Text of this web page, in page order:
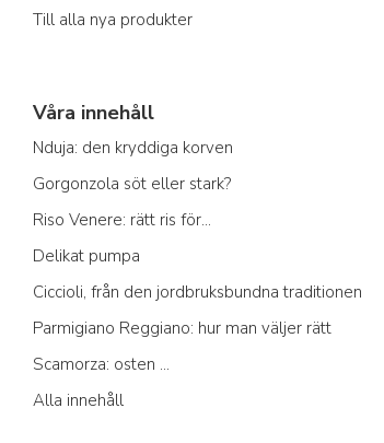
Till alla nya produkter
Våra innehåll
Nduja: den kryddiga korven
Gorgonzola söt eller stark?
Riso Venere: rätt ris för...
Delikat pumpa
Ciccioli, från den jordbruksbundna traditionen
Parmigiano Reggiano: hur man väljer rätt
Scamorza: osten ...
Alla innehåll